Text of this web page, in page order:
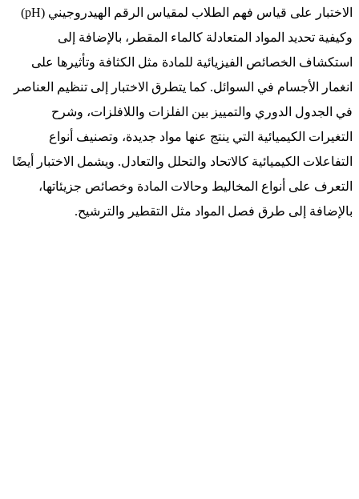
الاختبار على قياس فهم الطلاب لمقياس الرقم الهيدروجيني (pH)
وكيفية تحديد المواد المتعادلة كالماء المقطر، بالإضافة إلى
استكشاف الخصائص الفيزيائية للمادة مثل الكثافة وتأثيرها على
انغمار الأجسام في السوائل. كما يتطرق الاختبار إلى تنظيم العناصر
في الجدول الدوري والتمييز بين الفلزات واللافلزات، وشرح
التغيرات الكيميائية التي ينتج عنها مواد جديدة، وتصنيف أنواع
التفاعلات الكيميائية كالاتحاد والتحلل والتعادل. ويشمل الاختبار أيضًا
التعرف على أنواع المخاليط وحالات المادة وخصائص جزيئاتها،
بالإضافة إلى طرق فصل المواد مثل التقطير والترشيح.